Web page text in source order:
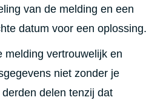
van de melding en een
datum voor een oplossing.
melding vertrouwelijk en
niet zonder je
delen tenzij dat